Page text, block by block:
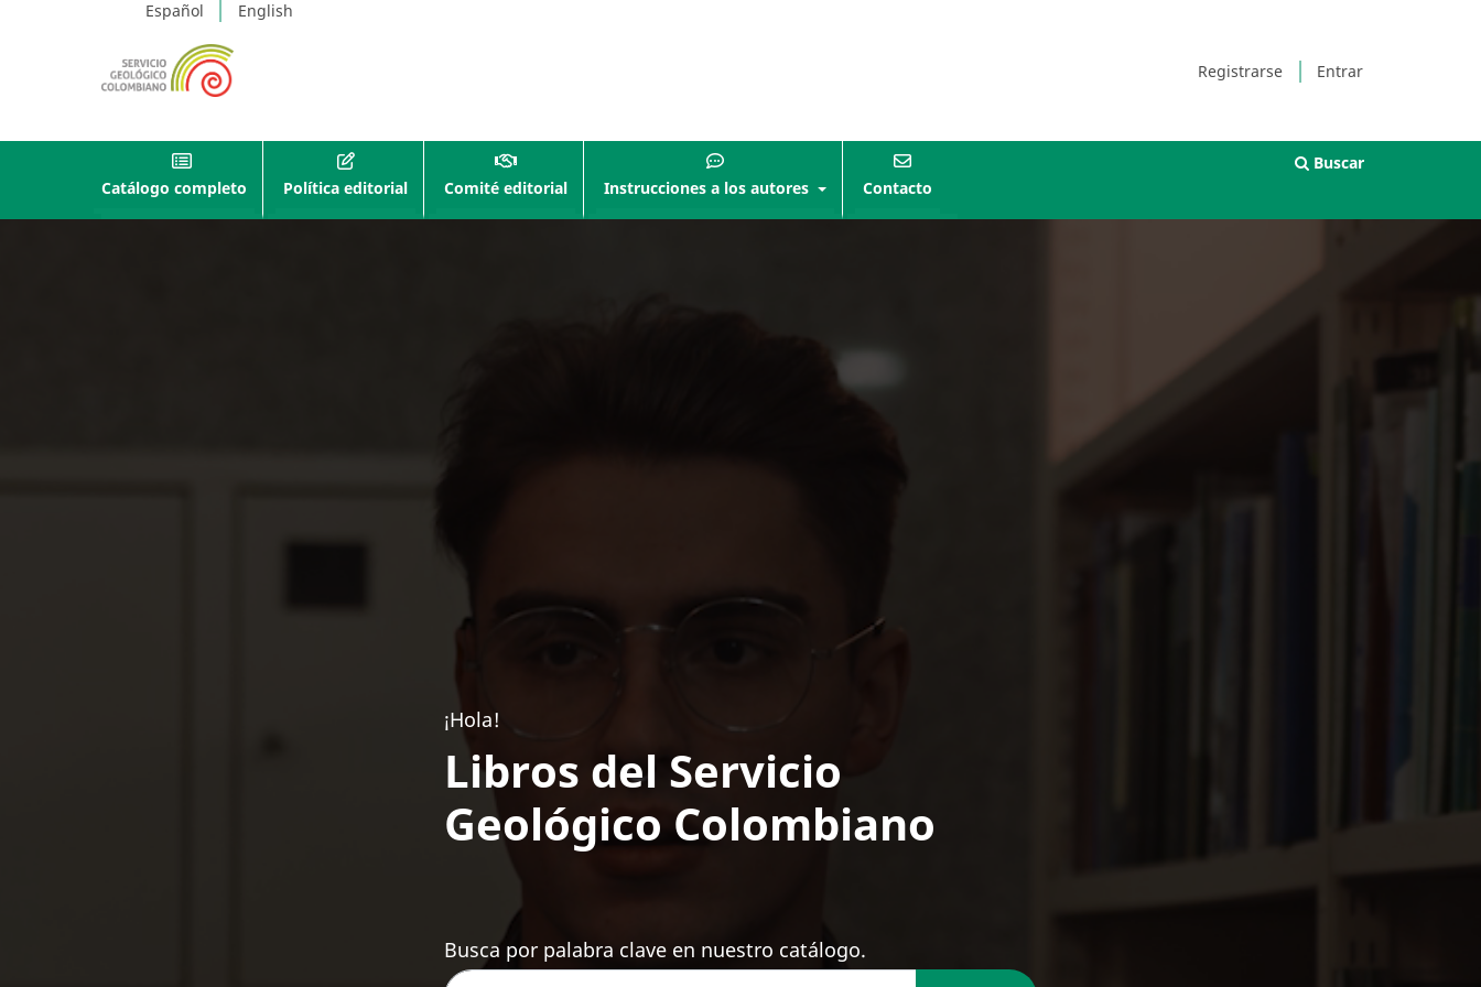
Español English
Registrarse Entrar
Catálogo completo Política editorial Comité editorial Instrucciones a los autores Contacto
Buscar
¡Hola!
Libros del Servicio
Geológico Colombiano
Busca por palabra clave en nuestro catálogo.